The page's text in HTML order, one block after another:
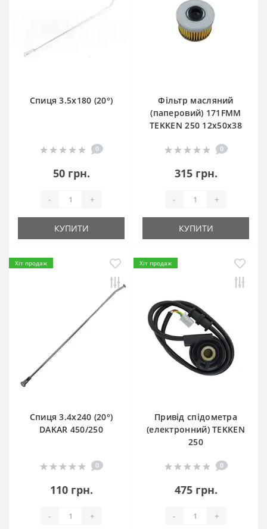
Спиця 3.5х180 (20°)
0
50 грн.
- +
КУПИТИ
Фільтр масляний
(паперовий) 171FMM
TEKKEN 250 12х50х38
0
315 грн.
- +
КУПИТИ
Хіт продаж
Спиця 3.4х240 (20°)
DAKAR 450/250
0
110 грн.
- +
Хіт продаж
Привід спідометра
(електронний) TEKKEN
250
0
475 грн.
- +